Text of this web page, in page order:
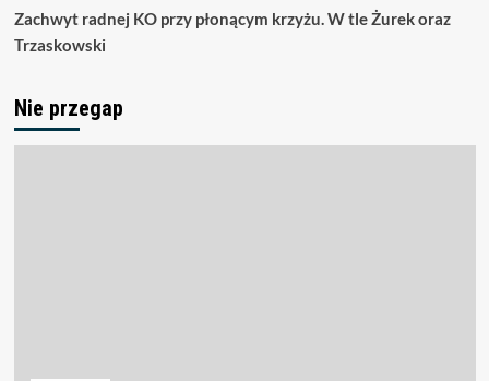
Zachwyt radnej KO przy płonącym krzyżu. W tle Żurek oraz
Trzaskowski
Nie przegap